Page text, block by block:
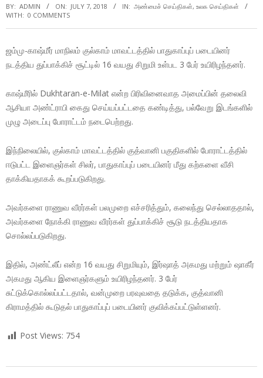
BY: ADMIN ON: JULY 7, 2018 IN: அண்மைச் செய்திகள், உலக செய்திகள்
WITH: 0 COMMENTS
ஜம்மு-காஷ்மீர் மாநிலம் குல்காம் மாவட்டத்தில் பாதுகாப்புப் படையினர்
நடத்திய துப்பாக்கிச் சூட்டில் 16 வயது சிறுமி உள்பட 3 பேர் உயிரிழந்தனர்.
காஷ்மீரில் Dukhtaran-e-Milat என்ற பிரிவினைவாத அமைப்பின் தலைவி
ஆசியா அண்ட்ராபி கைது செய்யப்பட்டதை கண்டித்து, பல்வேறு இடங்களில்
முழு அடைப்பு போராட்டம் நடைபெற்றது.
இந்நிலையில், குல்காம் மாவட்டத்தில் குத்வானி பகுதிகளில் போராட்டத்தில்
ஈடுபட்ட இளைஞர்கள் சிலர், பாதுகாப்புப் படையினர் மீது கற்களை வீசி
தாக்கியதாகக் கூறப்படுகிறது.
அவர்களை ராணுவ வீரர்கள் பலமுறை எச்சரித்தும், கலைந்து செல்லாததால்,
அவர்களை நோக்கி ராணுவ வீரர்கள் துப்பாக்கிச் சூடு நடத்தியதாக
சொல்லப்படுகிறது.
இதில், அண்ட்லீப் என்ற 16 வயது சிறுமியும், இர்ஷாத் அகமது மற்றும் ஷாகீர்
அகமது ஆகிய இளைஞர்களும் உயிரிழந்தனர். 3 பேர்
சுட்டுக்கொல்லப்பட்டதால், வன்முறை பரவுவதை தடுக்க, குத்வானி
கிராமத்தில் கூடுதல் பாதுகாப்புப் படையினர் குவிக்கப்பட்டுள்ளனர்.
Post Views: 754